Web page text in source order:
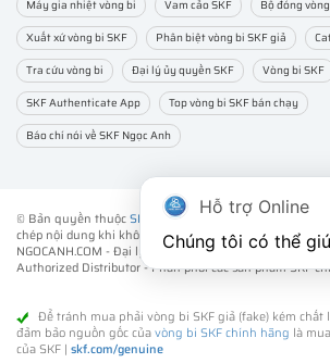
Máy gia nhiệt vòng bi
Vam cảo SKF
Bộ đóng
Xuất xứ vòng bi SKF
Phân biệt vòng bi SKF giả
Tra cứu vòng bi
Đại lý ủy quyền SKF
Vòng bi SKF
SKF Authenticate App
Top vòng bi SKF bán chạy
Báo chí nói về SKF Ngọc Anh
© Bản quyền thuộcSKF NGỌC ANH. ® All rights
chép nội dung khi không được sự đồng ý của chúng tôi.
NGOCANH.COM - Đại lý ủy quyền vòng bi bạc đạn SKF
Authorized Distributor- Phân phối các sản phẩm SKF
Để tránh mua phải vòng bi SKF giả (fake) kém chất
đảm bảo nguồn gốc củavòng bi SKF chính hãng là
của SKF | skf.com/genuine
Hỗ trợ Online
Chúng tôi có thể